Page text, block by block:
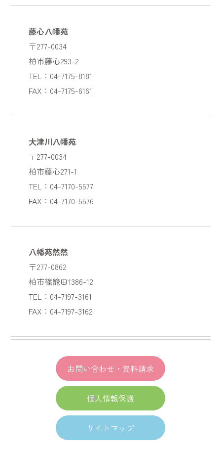
藤心八幡苑
〒277-0034
柏市藤心293-2
TEL：04-7175-8181
FAX：04-7175-6161
大津川八幡苑
〒277-0034
柏市藤心271-1
TEL：04-7170-5577
FAX：04-7170-5576
八幡苑然然
〒277-0862
柏市篠籠田1386-12
TEL：04-7197-3161
FAX：04-7197-3162
お問い合わせ・資料請求
個人情報保護
サイトマップ